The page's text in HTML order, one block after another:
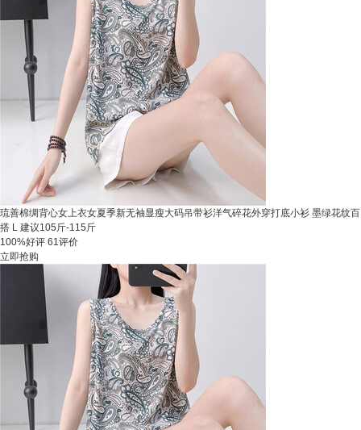
琉善棉绸背心女上衣女夏季新无袖显瘦大码吊带衫洋气碎花外穿打底小衫 墨绿花纹百
搭 L 建议105斤-115斤
100%好评 61评价
立即抢购